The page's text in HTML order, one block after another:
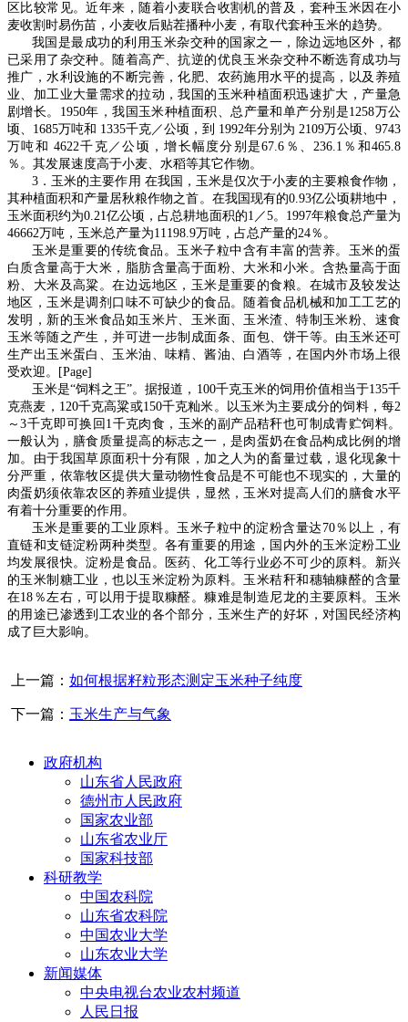
区比较常见。近年来，随着小麦联合收割机的普及，套种玉米因在小
麦收割时易伤苗，小麦收后贴茬播种小麦，有取代套种玉米的趋势。
我国是最成功的利用玉米杂交种的国家之一，除边远地区外，都
已采用了杂交种。随着高产、抗逆的优良玉米杂交种不断选育成功与
推广，水利设施的不断完善，化肥、农药施用水平的提高，以及养殖
业、加工业大量需求的拉动，我国的玉米种植面积迅速扩大，产量急
剧增长。 1950年，我国玉米种植面积、总产量和单产分别是1258万公
顷、 1685万吨和 1335千克／公顷，到 1992年分别为 2109万公顷、 9743
万吨和 4622千克／公顷，增长幅度分别是67.6 ％、236.1 ％和465.8
％。其发展速度高于小麦、水稻等其它作物。
3 ．玉米的主要作用 在我国，玉米是仅次于小麦的主要粮食作物，
其种植面积和产量居秋粮作物之首。在我国现有的0.93亿公顷耕地中，
玉米面积约为0.21亿公顷，占总耕地面积的1 ／5。 1997年粮食总产量为
46662万吨，玉米总产量为11198.9万吨，占总产量的24％。
玉米是重要的传统食品。玉米子粒中含有丰富的营养。玉米的蛋
白质含量高于大米，脂肪含量高于面粉、大米和小米。含热量高于面
粉、大米及高粱。在边远地区，玉米是重要的食粮。在城市及较发达
地区，玉米是调剂口味不可缺少的食品。随着食品机械和加工工艺的
发明，新的玉米食品如玉米片、玉米面、玉米渣、特制玉米粉、速食
玉米等随之产生，并可进一步制成面条、面包、饼干等。由玉米还可
生产出玉米蛋白、玉米油、味精、酱油、白酒等，在国内外市场上很
受欢迎。[Page]
玉米是“饲料之王”。据报道， 100千克玉米的饲用价值相当于135千
克燕麦， 120千克高粱或150千克籼米。以玉米为主要成分的饲料，每2
～3千克即可换回 1千克肉食，玉米的副产品秸秆也可制成青贮饲料。
一般认为，膳食质量提高的标志之一，是肉蛋奶在食品构成比例的增
加。由于我国草原面积十分有限，加之人为的畜量过载，退化现象十
分严重，依靠牧区提供大量动物性食品是不可能也不现实的，大量的
肉蛋奶须依靠农区的养殖业提供，显然，玉米对提高人们的膳食水平
有着十分重要的作用。
玉米是重要的工业原料。玉米子粒中的淀粉含量达70％以上，有
直链和支链淀粉两种类型。各有重要的用途，国内外的玉米淀粉工业
均发展很快。淀粉是食品。医药、化工等行业必不可少的原料。新兴
的玉米制糖工业，也以玉米淀粉为原料。玉米秸秆和穗轴糠醛的含量
在18 ％左右，可以用于提取糠醛。糠难是制造尼龙的主要原料。玉米
的用途已渗透到工农业的各个部分，玉米生产的好坏，对国民经济构
成了巨大影响。
上一篇： 如何根据籽粒形态测定玉米种子纯度
下一篇： 玉米生产与气象
政府机构
山东省人民政府
德州市人民政府
国家农业部
山东省农业厅
国家科技部
科研教学
中国农科院
山东省农科院
中国农业大学
山东农业大学
新闻媒体
中央电视台农业农村频道
人民日报